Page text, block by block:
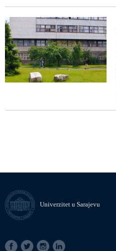
Univerzitet u Sarajevu
SOCIAL